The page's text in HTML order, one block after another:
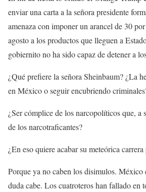
enviar una carta a la señora presidente
amenaza con imponer un arancel de 30
agosto a los productos que lleguen a
gobiernito no ha sido capaz de detener a
¿Qué prefiere la señora Sheinbaum? ¿La
en México o seguir encubriendo
¿Ser cómplice de los narcopolíticos que, a
de los narcotraficantes?
¿En eso quiere acabar su meteórica
Porque ya no caben los disimulos. México
duda cabe. Los cuatroteros han fallado en